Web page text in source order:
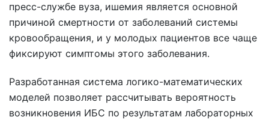
пресс-службе вуза, ишемия является основной
причиной смертности от заболеваний системы
кровообращения, и у молодых пациентов все чаще
фиксируют симптомы этого заболевания.
Разработанная система логико-математических
моделей позволяет рассчитывать вероятность
возникновения ИБС по результатам лабораторных